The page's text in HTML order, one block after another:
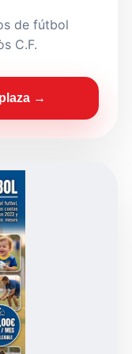
de fútbol
C.F.
→